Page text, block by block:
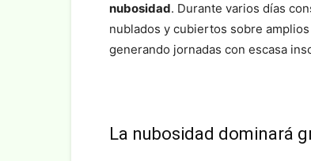
nubosidad. Durante varios días
nublados y cubiertos sobre
generando jornadas con escasa
La nubosidad dominará